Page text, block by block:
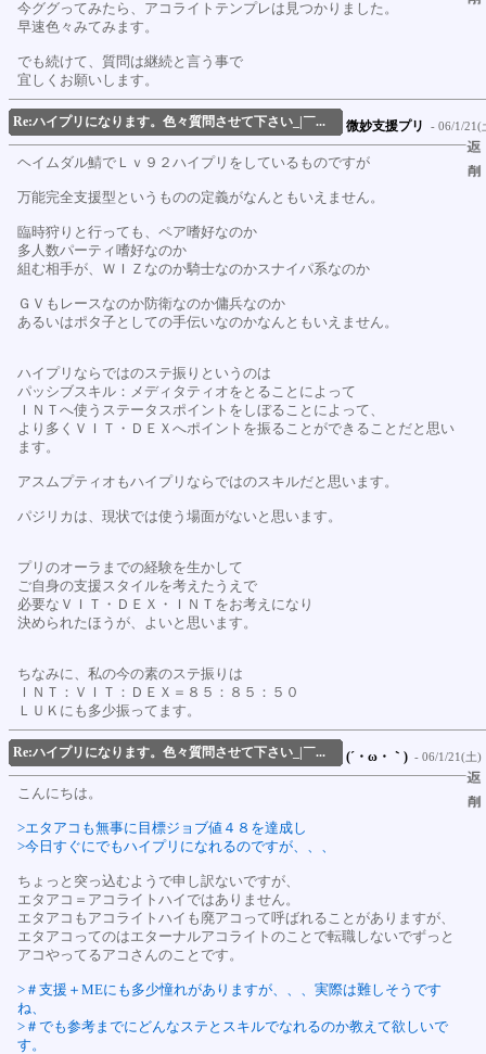
今ググってみたら、アコライトテンプレは見つかりました。
早速色々みてみます。
でも続けて、質問は継続と言う事で
宜しくお願いします。
Re:ハイプリになります。色々質問させて下さい_|￣... 微妙支援プリ - 06/1/21(
ヘイムダル鯖でＬｖ９２ハイプリをしているものですが
万能完全支援型というものの定義がなんともいえません。
臨時狩りと行っても、ペア嗜好なのか
多人数パーティ嗜好なのか
組む相手が、ＷＩＺなのか騎士なのかスナイパ系なのか
ＧＶもレースなのか防衛なのか傭兵なのか
あるいはポタ子としての手伝いなのかなんともいえません。
ハイプリならではのステ振りというのは
パッシブスキル：メディタティオをとることによって
ＩＮＴへ使うステータスポイントをしぼることによって、
より多くＶＩＴ・ＤＥＸへポイントを振ることができることだと思い
ます。
アスムプティオもハイプリならではのスキルだと思います。
パジリカは、現状では使う場面がないと思います。
プリのオーラまでの経験を生かして
ご自身の支援スタイルを考えたうえで
必要なＶＩＴ・ＤＥＸ・ＩＮＴをお考えになり
決められたほうが、よいと思います。
ちなみに、私の今の素のステ振りは
ＩＮＴ：ＶＩＴ：ＤＥＸ＝８５：８５：５０
ＬＵＫにも多少振ってます。
Re:ハイプリになります。色々質問させて下さい_|￣... (´・ω・｀) - 06/1/21(土)
こんにちは。
>エタアコも無事に目標ジョブ値４８を達成し
>今日すぐにでもハイプリになれるのですが、、、
ちょっと突っ込むようで申し訳ないですが、
エタアコ＝アコライトハイではありません。
エタアコもアコライトハイも廃アコって呼ばれることがありますが、
エタアコってのはエターナルアコライトのことで転職しないでずっと
アコやってるアコさんのことです。
>＃支援＋MEにも多少憧れがありますが、、、実際は難しそうです
ね、
>＃でも参考までにどんなステとスキルでなれるのか教えて欲しいで
す。